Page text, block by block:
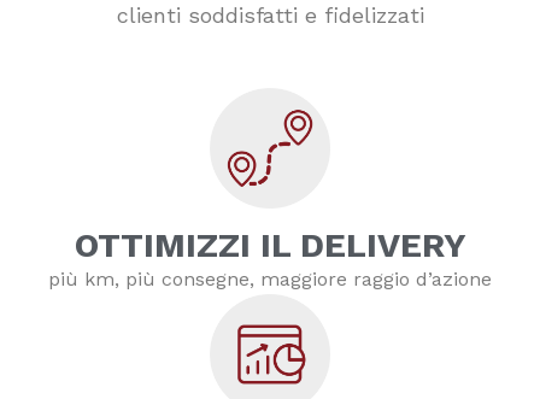
clienti soddisfatti e fidelizzati
OTTIMIZZI IL DELIVERY
più km, più consegne, maggiore raggio d’azione